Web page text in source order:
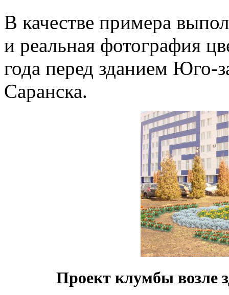
В качестве примера
и реальная фотография
года перед зданием Юго-
Саранска.
Проект клумбы возле